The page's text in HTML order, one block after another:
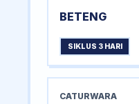
BETENG
SIKLUS 3 HARI
CATURWARA